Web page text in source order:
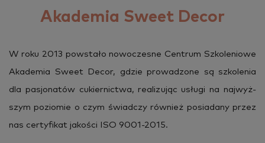
Akademia Sweet Decor
W roku 2013 po­wsta­ło no­wo­cze­sne Cen­trum Szko­le­nio­we
Aka­de­mia Sweet Decor, gdzie pro­wa­dzo­ne są szko­le­nia
dla pa­sjo­na­tów cu­kier­nic­twa, re­ali­zu­jąc usłu­gi na naj­wyż­
szym po­zio­mie o czym świad­czy rów­nież po­sia­da­ny przez
nas cer­ty­fi­kat ja­ko­ści ISO 9001-2015.